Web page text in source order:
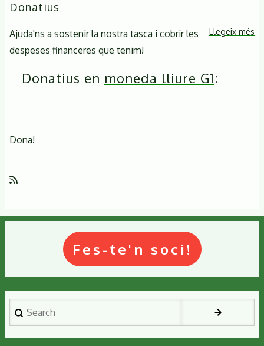
Donatius
Llegeix més
Ajuda'ns a sostenir la nostra tasca i cobrir les
despeses financeres que tenim!
Donatius en moneda lliure G1:
Dona!
Fes-te'n soci!
Search